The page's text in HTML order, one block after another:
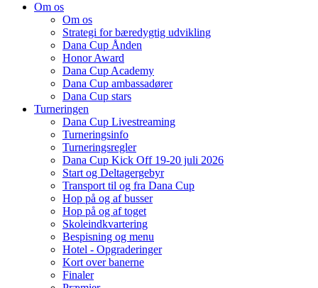
Om os
Om os
Strategi for bæredygtig udvikling
Dana Cup Ånden
Honor Award
Dana Cup Academy
Dana Cup ambassadører
Dana Cup stars
Turneringen
Dana Cup Livestreaming
Turneringsinfo
Turneringsregler
Dana Cup Kick Off 19-20 juli 2026
Start og Deltagergebyr
Transport til og fra Dana Cup
Hop på og af busser
Hop på og af toget
Skoleindkvartering
Bespisning og menu
Hotel - Opgraderinger
Kort over banerne
Finaler